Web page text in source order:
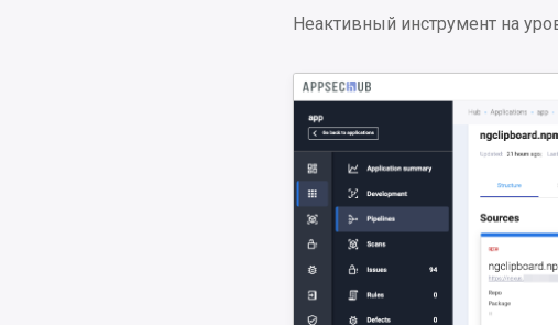
Неактивный инструмент на